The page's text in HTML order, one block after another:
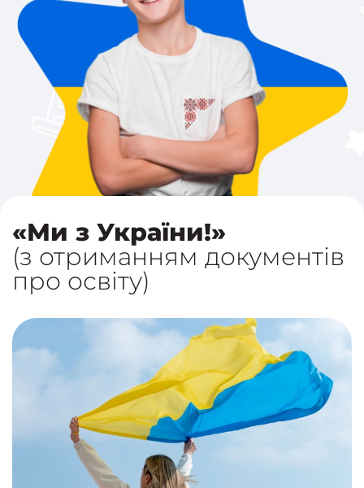
«Ми з України!»
(з отриманням документів
про освіту)